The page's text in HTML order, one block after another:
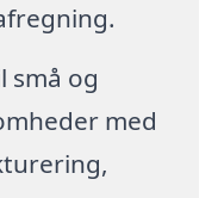
små og
med